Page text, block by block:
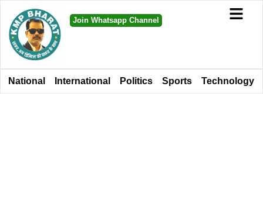
Join Whatsapp Channel
National International Politics Sports Technology